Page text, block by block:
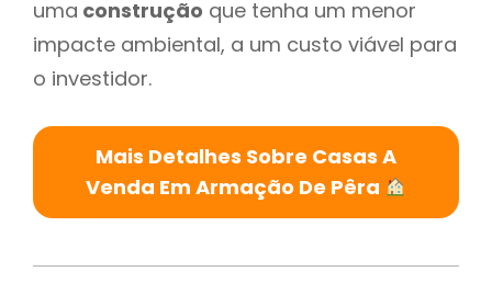
uma construção que tenha um menor
impacte ambiental, a um custo viável para
o investidor.
Mais Detalhes Sobre Casas A
Venda Em Armação De Pêra